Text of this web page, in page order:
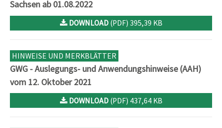
Sachsen ab 01.08.2022
DOWNLOAD (PDF) 395,39 KB
HINWEISE UND MERKBLÄTTER
GWG - Auslegungs- und Anwendungshinweise (AAH)
vom 12. Oktober 2021
DOWNLOAD (PDF) 437,64 KB